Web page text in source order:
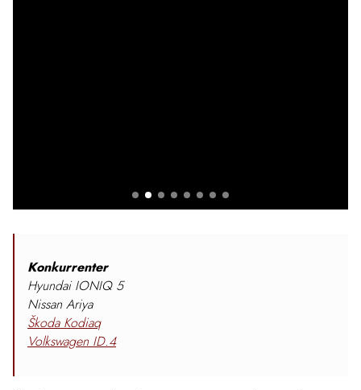
Konkurrenter
Hyundai IONIQ 5
Nissan Ariya
Škoda Kodiaq
Volkswagen ID.4